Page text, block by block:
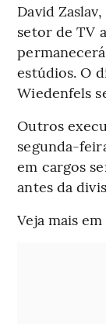
David
setor de TV
estúdios. O
Wiedenfels
Outros
segunda-
em cargos
antes da
Veja mais